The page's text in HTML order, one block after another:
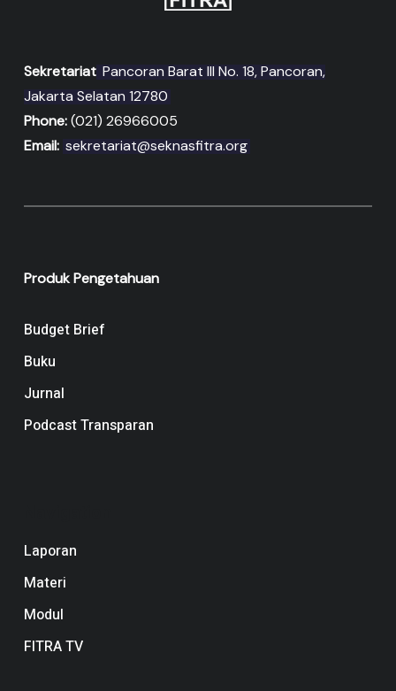
Sekretariat Pancoran Barat III No. 18, Pancoran,
Jakarta Selatan 12780
Phone:(021) 26966005
Email: sekretariat@seknasfitra.org
Produk Pengetahuan
Budget Brief
Buku
Jurnal
Podcast Transparan
Laporan
Materi
Modul
FITRA TV